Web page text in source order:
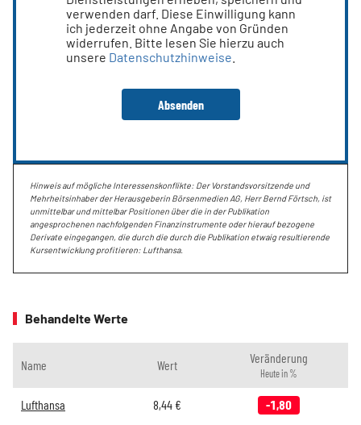
verwenden darf. Diese Einwilligung kann
ich jederzeit ohne Angabe von Gründen
widerrufen. Bitte lesen Sie hierzu auch
unsere Datenschutzhinweise
Hinweis auf mögliche Interessenskonflikte: Der Vorstandsvorsitzende und
Mehrheitsinhaber der Herausgeberin Börsenmedien AG, Herr Bernd Förtsch, ist
unmittelbar und mittelbar Positionen über die in der Publikation
angesprochenen nachfolgenden Finanzinstrumente oder hierauf bezogene
Derivate eingegangen, die durch die durch die Publikation etwaig resultierende
Kursentwicklung profitieren: Lufthansa.
Behandelte Werte
Name Wert Veränderung
Heute in %
Lufthansa 8,44 € -1,80